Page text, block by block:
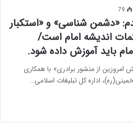
79
«دشمن شناسی» و «استکبار
اندیشه امام است/
باید آموزش داده شود.
از منشور برادری» با همکاری
اداره کل تبلیغات اسلامی…